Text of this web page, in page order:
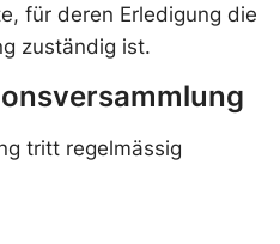
für deren Erledigung die
zuständig ist.
tritt regelmässig